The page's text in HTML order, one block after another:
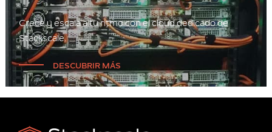
Crece y escala a tu ritmo con el cloud dedicado de
Stackscale.
DESCUBRIR MÁS